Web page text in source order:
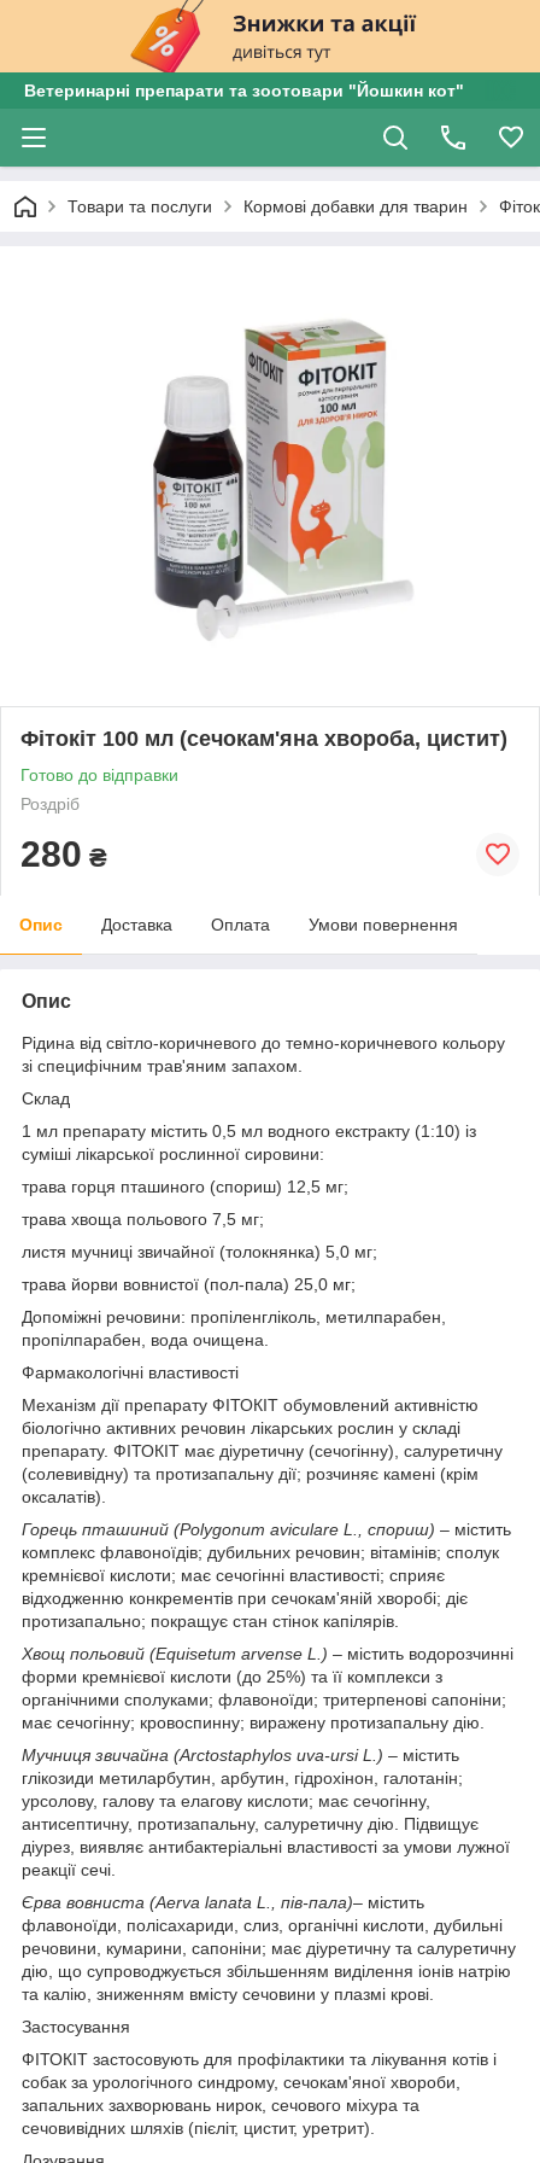
Ветеринарні препарати та зоотовари "Йошкин кот"
Товари та послуги Кормові добавки для тварин
Фітокіт 100 мл (сечокам'яна хвороба, цистит)
Готово до відправки
Роздріб
280 ₴
Опис Доставка Оплата Умови повернення
Опис
Рідина від світло-коричневого до темно-коричневого кольору
зі специфічним трав'яним запахом.
Склад
1 мл препарату містить 0,5 мл водного екстракту (1:10) із
суміші лікарської рослинної сировини:
трава горця пташиного (спориш) 12,5 мг;
трава хвоща польового 7,5 мг;
листя мучниці звичайної (толокнянка) 5,0 мг;
трава йорви вовнистої (пол-пала) 25,0 мг;
Допоміжні речовини: пропіленгліколь, метилпарабен,
пропілпарабен, вода очищена.
Фармакологічні властивості
Механізм дії препарату ФІТОКІТ обумовлений активністю
біологічно активних речовин лікарських рослин у складі
препарату. ФІТОКІТ має діуретичну (сечогінну), салуретичну
(солевивідну) та протизапальну дії; розчиняє камені (крім
оксалатів).
Горець пташиний (Polygonum aviculare L., спориш) – містить
комплекс флавоноїдів; дубильних речовин; вітамінів; сполук
кремнієвої кислоти; має сечогінні властивості; сприяє
відходженню конкрементів при сечокам'яній хворобі; діє
протизапально; покращує стан стінок капілярів.
Хвощ польовий (Equisetum arvense L.) – містить водорозчинні
форми кремнієвої кислоти (до 25%) та її комплекси з
органічними сполуками; флавоноїди; тритерпенові сапоніни;
має сечогінну; кровоспинну; виражену протизапальну дію.
Мучниця звичайна (Arctostaphylos uva-ursi L.) – містить
глікозиди метиларбутин, арбутин, гідрохінон, галотанін;
урсолову, галову та елагову кислоти; має сечогінну,
антисептичну, протизапальну, салуретичну дію. Підвищує
діурез, виявляє антибактеріальні властивості за умови лужної
реакції сечі.
Єрва вовниста (Aerva lanata L., пів-пала)– містить
флавоноїди, полісахариди, слиз, органічні кислоти, дубильні
речовини, кумарини, сапоніни; має діуретичну та салуретичну
дію, що супроводжується збільшенням виділення іонів натрію
та калію, зниженням вмісту сечовини у плазмі крові.
Застосування
ФІТОКІТ застосовують для профілактики та лікування котів і
собак за урологічного синдрому, сечокам'яної хвороби,
запальних захворювань нирок, сечового міхура та
сечовивідних шляхів (пієліт, цистит, уретрит).